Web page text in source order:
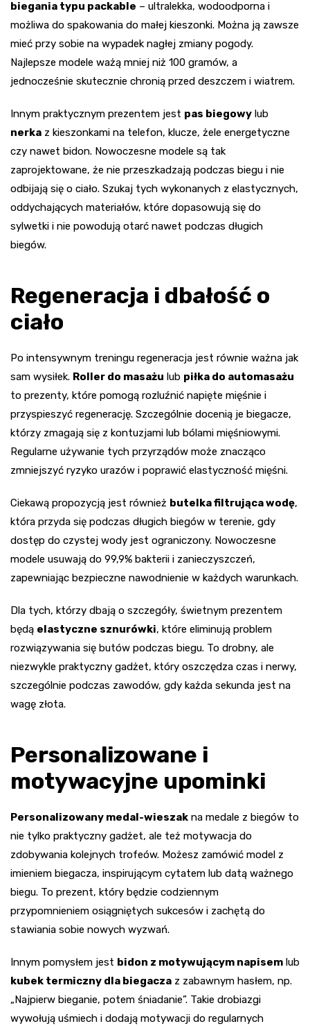
biegania typu packable – ultralekka, wodoodporna i
możliwa do spakowania do małej kieszonki. Można ją zawsze
mieć przy sobie na wypadek nagłej zmiany pogody.
Najlepsze modele ważą mniej niż 100 gramów, a
jednocześnie skutecznie chronią przed deszczem i wiatrem.
Innym praktycznym prezentem jest pas biegowy lub
nerka z kieszonkami na telefon, klucze, żele energetyczne
czy nawet bidon. Nowoczesne modele są tak
zaprojektowane, że nie przeszkadzają podczas biegu i nie
odbijają się o ciało. Szukaj tych wykonanych z elastycznych,
oddychających materiałów, które dopasowują się do
sylwetki i nie powodują otarć nawet podczas długich
biegów.
Regeneracja i dbałość o
ciało
Po intensywnym treningu regeneracja jest równie ważna jak
sam wysiłek. Roller do masażu lub piłka do automasażu
to prezenty, które pomogą rozluźnić napięte mięśnie i
przyspieszyć regenerację. Szczególnie docenią je biegacze,
którzy zmagają się z kontuzjami lub bólami mięśniowymi.
Regularne używanie tych przyrządów może znacząco
zmniejszyć ryzyko urazów i poprawić elastyczność mięśni.
Ciekawą propozycją jest również butelka filtrująca wodę,
która przyda się podczas długich biegów w terenie, gdy
dostęp do czystej wody jest ograniczony. Nowoczesne
modele usuwają do 99,9% bakterii i zanieczyszczeń,
zapewniając bezpieczne nawodnienie w każdych warunkach.
Dla tych, którzy dbają o szczegóły, świetnym prezentem
będą elastyczne sznurówki, które eliminują problem
rozwiązywania się butów podczas biegu. To drobny, ale
niezwykle praktyczny gadżet, który oszczędza czas i nerwy,
szczególnie podczas zawodów, gdy każda sekunda jest na
wagę złota.
Personalizowane i
motywacyjne upominki
Personalizowany medal-wieszak na medale z biegów to
nie tylko praktyczny gadżet, ale też motywacja do
zdobywania kolejnych trofeów. Możesz zamówić model z
imieniem biegacza, inspirującym cytatem lub datą ważnego
biegu. To prezent, który będzie codziennym
przypomnieniem osiągniętych sukcesów i zachętą do
stawiania sobie nowych wyzwań.
Innym pomysłem jest bidon z motywującym napisem lub
kubek termiczny dla biegacza z zabawnym hasłem, np.
„Najpierw bieganie, potem śniadanie”. Takie drobiazgi
wywołują uśmiech i dodają motywacji do regularnych